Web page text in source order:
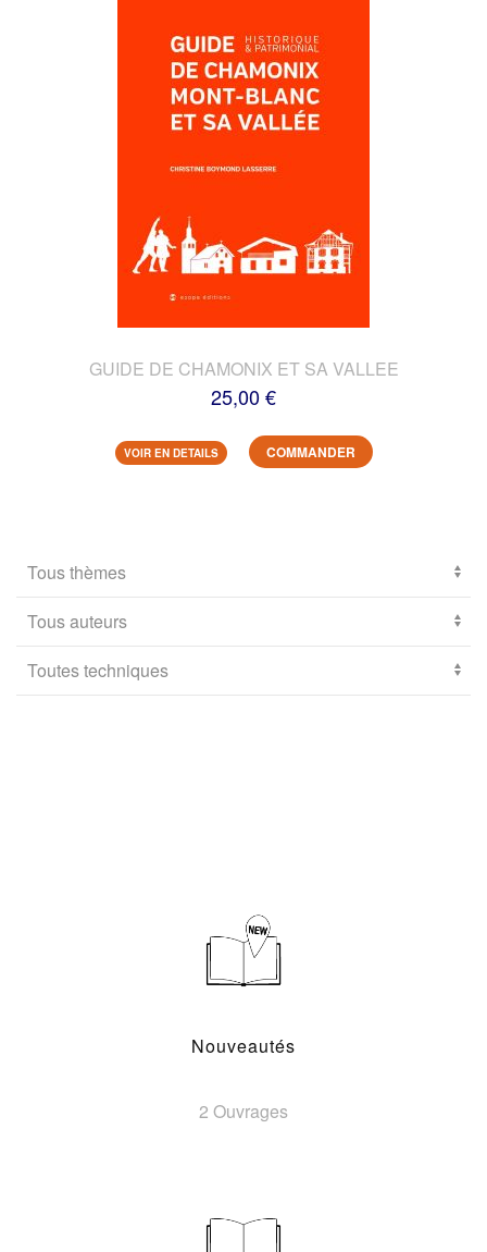
GUIDE DE CHAMONIX ET SA VALLEE
25,00 €
VOIR EN DETAILS COMMANDER
Nouveautés
2 Ouvrages